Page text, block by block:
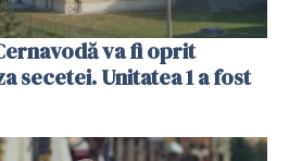
va fi oprit
secetei. Unitatea 1 a fost